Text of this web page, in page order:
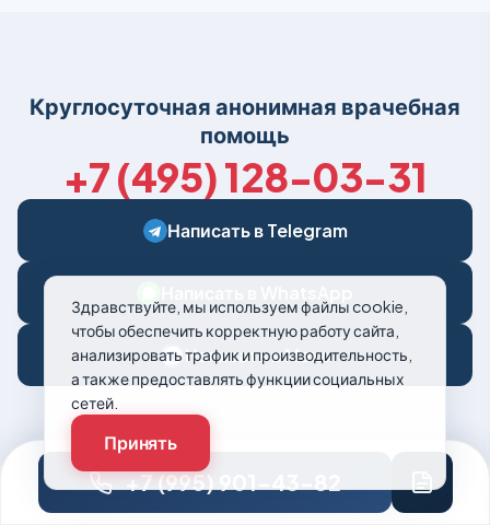
Круглосуточная анонимная врачебная
помощь
+7 (495) 128-03-31
Написать в Telegram
Написать в Макс
+7 (995) 901-43-82
Здравствуйте, мы используем файлы cookie,
чтобы обеспечить корректную работу сайта,
анализировать трафик и производительность,
а также предоставлять функции социальных
сетей.
Принять